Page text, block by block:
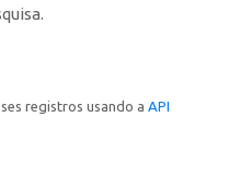
registros usando a API